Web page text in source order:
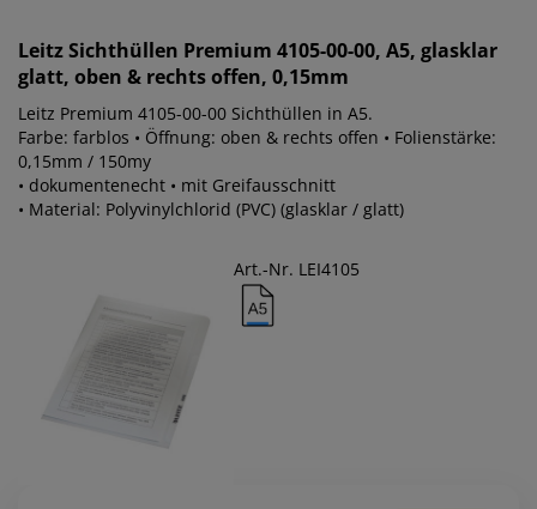
LeitzSichthüllen Premium 4105-00-00, A5, glasklar
glatt, oben & rechts offen, 0,15mm
Leitz Premium 4105-00-00 Sichthüllen in A5.
Farbe: farblos • Öffnung: oben & rechts offen • Folienstärke:
0,15mm / 150my
• dokumentenecht • mit Greifausschnitt
• Material: Polyvinylchlorid (PVC) (glasklar / glatt)
Art.-Nr. LEI4105